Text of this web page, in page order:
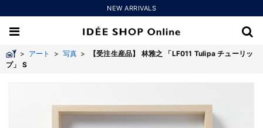
NEW ARRIVALS
> アート > 写真 >
【受注生産品】 林雅之 「LF011 Tulipa チューリッ
プ」 S